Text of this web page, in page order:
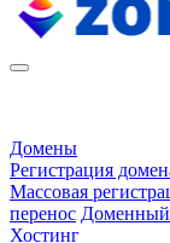
Домены
Регистрация
Массовая
перенос Доменный
Хостинг